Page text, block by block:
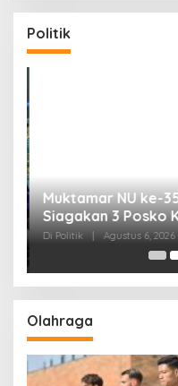
Politik
Muktamar NU ke-
Siagakan 3 Posko
Di Politik Agustus 6, 2026
Olahraga